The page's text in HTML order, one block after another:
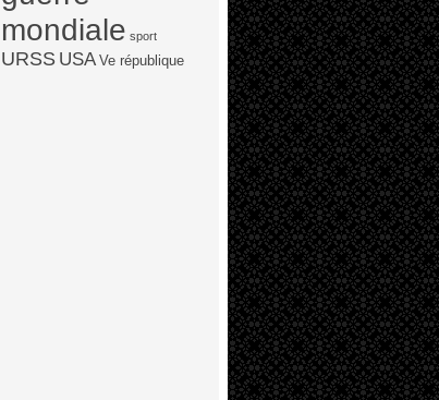
mondiale sport
URSS USA Ve république